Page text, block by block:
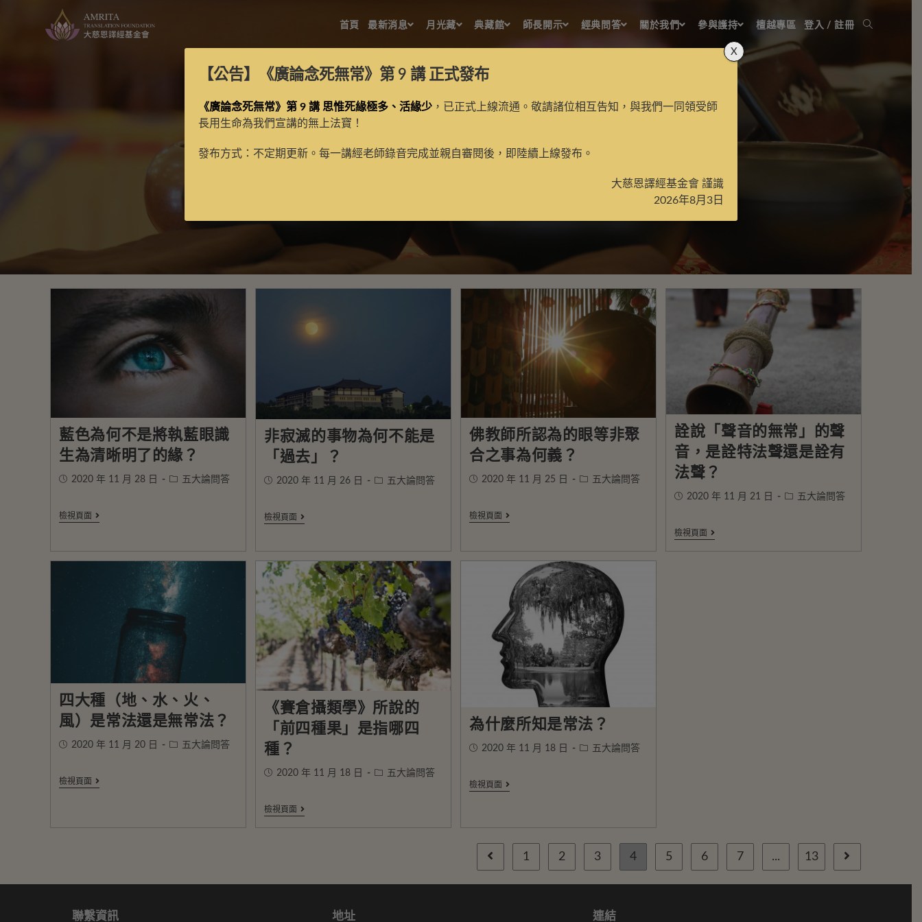
首頁 最新消息 月光藏 典藏館 師長開示 經典問答 關於我們 參與護持 檀越專區 登入 / 註冊
五大論問答
藍色為何不是將執藍眼識
生為清晰明了的緣？
2020 年 11 月 28 日 五大論問答
檢視頁面
非寂滅的事物為何不能是
「過去」？
2020 年 11 月 26 日 五大論問答
檢視頁面
佛教師所認為的眼等非聚
合之事為何義？
2020 年 11 月 25 日 五大論問答
檢視頁面
詮說「聲音的無常」的聲
音，是詮特法聲還是詮有
法聲？
2020 年 11 月 21 日 五大論問答
檢視頁面
四大種（地、水、火、
風）是常法還是無常法？
2020 年 11 月 20 日 五大論問答
檢視頁面
《賽倉攝類學》所說的
「前四種果」是指哪四
種？
2020 年 11 月 18 日 五大論問答
檢視頁面
為什麼所知是常法？
2020 年 11 月 18 日 五大論問答
檢視頁面
1 2 3 4 5 6 7 ... 13
聯繫資訊 地址 連結
【公告】 《廣論念死無常》第 9 講正式發布
《廣論念死無常》第 9 講 思惟死緣極多、活緣少，已正式上線流通。敬請諸位相互告知，與我們一同領受師
長用生命為我們宣講的無上法寶！
發布方式：不定期更新。每一講經老師錄音完成並親自審閱後，即陸續上線發布。
大慈恩譯經基金會 謹識
2026年8月3日
X